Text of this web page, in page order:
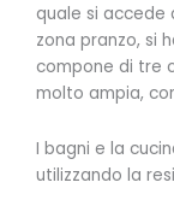
quale si accede
zona pranzo, si
compone di tre
molto ampia,
I bagni e la
utilizzando la